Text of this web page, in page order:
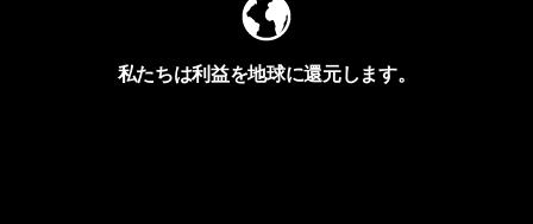
私たちは利益を地球に還元します。